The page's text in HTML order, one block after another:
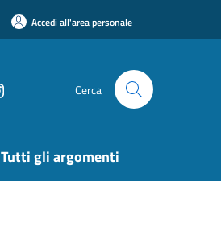
Accedi all'area personale
Cerca
Tutti gli argomenti